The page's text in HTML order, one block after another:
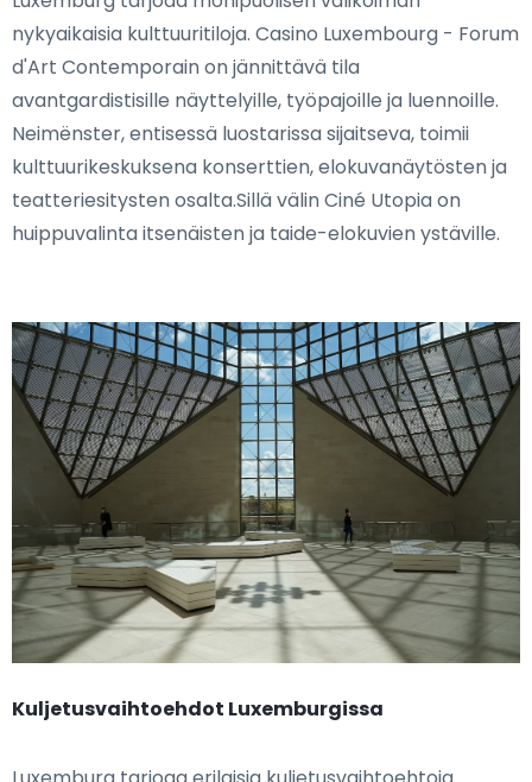
nykyaikaisia kulttuuritiloja. Casino Luxembourg - Forum
d'Art Contemporain on jännittävä tila
avantgardistisille näyttelyille, työpajoille ja luennoille.
Neimënster, entisessä luostarissa sijaitseva, toimii
kulttuurikeskuksena konserttien, elokuvanäytösten ja
teatteriesitysten osalta.Sillä välin Ciné Utopia on
huippuvalinta itsenäisten ja taide-elokuvien ystäville.
Kuljetusvaihtoehdot Luxemburgissa